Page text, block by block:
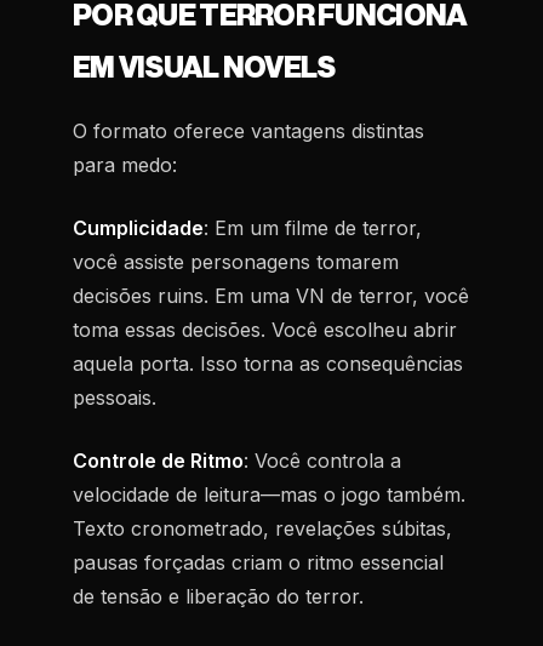
POR QUE TERROR FUNCIONA
EM VISUAL NOVELS
O formato oferece vantagens distintas
para medo:
Cumplicidade: Em um filme de terror,
você assiste personagens tomarem
decisões ruins. Em uma VN de terror, você
toma essas decisões. Você escolheu abrir
aquela porta. Isso torna as consequências
pessoais.
Controle de Ritmo: Você controla a
velocidade de leitura—mas o jogo também.
Texto cronometrado, revelações súbitas,
pausas forçadas criam o ritmo essencial
de tensão e liberação do terror.